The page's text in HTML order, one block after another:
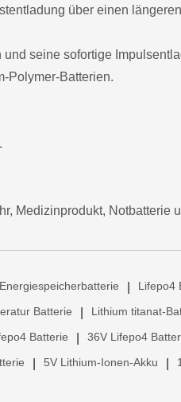
über einen
seine sofortige
Polymer-Batterien.
Medizinprodukt, Notbatterie
Energiespeicherbatterie Lifepo4
Batterie Lithium titanat-
Batterie 36V Lifepo4
5V Lithium-Ionen-Akku